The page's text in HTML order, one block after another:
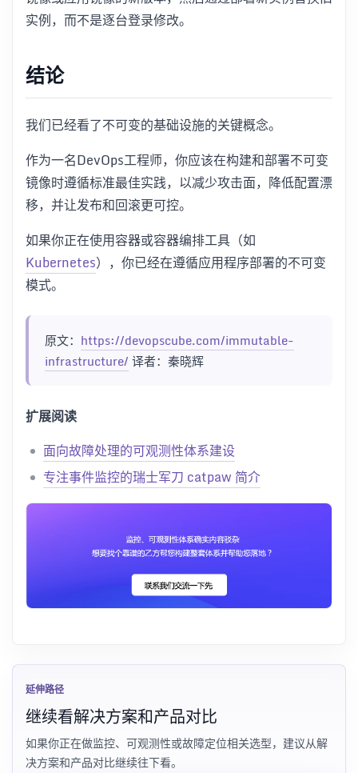
实例，而不是逐台登录修改。
结论
我们已经看了不可变的基础设施的关键概念。
作为一名DevOps工程师，你应该在构建和部署不可变
镜像时遵循标准最佳实践，以减少攻击面，降低配置漂
移，并让发布和回滚更可控。
如果你正在使用容器或容器编排工具（如
Kubernetes），你已经在遵循应用程序部署的不可变
模式。
原文： https://devopscube.com/immutable-
infrastructure/ 译者：秦晓辉
扩展阅读
面向故障处理的可观测性体系建设
专注事件监控的瑞士军刀 catpaw 简介
延伸路径
继续看解决方案和产品对比
如果你正在做监控、可观测性或故障定位相关选型，建议从解
决方案和产品对比继续往下看。